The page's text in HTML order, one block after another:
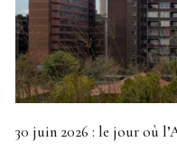
30 juin 2026 : le jour où